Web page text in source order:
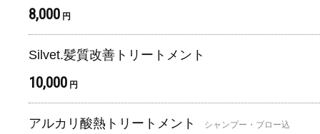
8,000 円
Silvet.髪質改善トリートメント
10,000 円
アルカリ酸熱トリートメント シャンプー・ブロー込